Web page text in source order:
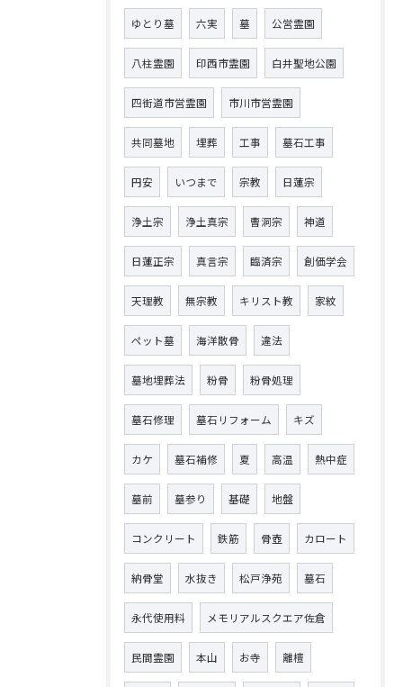
ゆとり墓 六実 墓 公営霊園
八柱霊園 印西市霊園 白井聖地公園
四街道市営霊園 市川市営霊園
共同墓地 埋葬 工事 墓石工事
円安 いつまで 宗教 日蓮宗
浄土宗 浄土真宗 曹洞宗 神道
日蓮正宗 真言宗 臨済宗 創価学会
天理教 無宗教 キリスト教 家紋
ペット墓 海洋散骨 違法
墓地埋葬法 粉骨 粉骨処理
墓石修理 墓石リフォーム キズ
カケ 墓石補修 夏 高温 熱中症
墓前 墓参り 基礎 地盤
コンクリート 鉄筋 骨壺 カロート
納骨堂 水抜き 松戸浄苑 墓石
永代使用料 メモリアルスクエア佐倉
民間霊園 本山 お寺 離檀